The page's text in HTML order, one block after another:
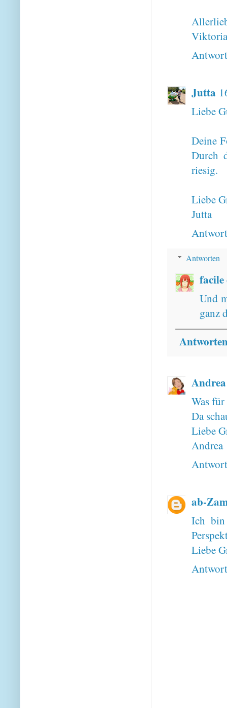
Viktoria
Jutta
Liebe
Deine
Durch
riesig.
Liebe
Jutta
Antworten
facile
Und
ganz
Was
Da
Liebe
Andrea
ab-
Ich bin
Liebe